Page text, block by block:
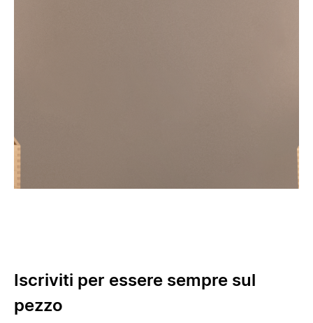
Iscriviti per essere sempre sul
pezzo